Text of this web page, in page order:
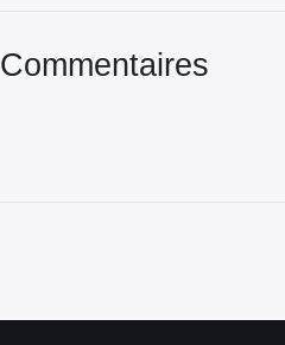
Commentaires